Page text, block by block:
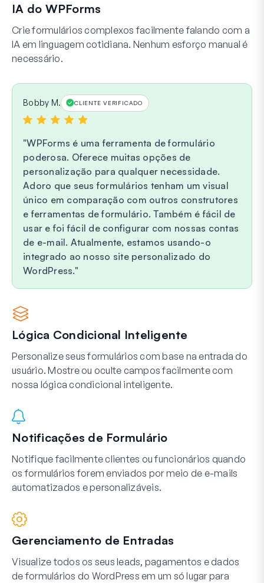
IA do WPForms
Crie formulários complexos facilmente falando com a
IA em linguagem cotidiana. Nenhum esforço manual é
necessário.
Bobby M. CLIENTE VERIFICADO
WPForms é uma ferramenta de formulário
poderosa. Oferece muitas opções de
personalização para qualquer necessidade.
Adoro que seus formulários tenham um visual
único em comparação com outros construtores
e ferramentas de formulário. Também é fácil de
usar e foi fácil de configurar com nossas contas
de e-mail. Atualmente, estamos usando-o
integrado ao nosso site personalizado do
WordPress.
Lógica Condicional Inteligente
Personalize seus formulários com base na entrada do
usuário. Mostre ou oculte campos facilmente com
nossa lógica condicional inteligente.
Notificações de Formulário
Notifique facilmente clientes ou funcionários quando
os formulários forem enviados por meio de e-mails
automatizados e personalizáveis.
Gerenciamento de Entradas
Visualize todos os seus leads, pagamentos e dados
de formulários do WordPress em um só lugar para